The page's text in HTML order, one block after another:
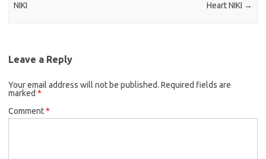
NIKI
Heart NIKI →
Leave a Reply
Your email address will not be published. Required fields are
marked *
Comment*